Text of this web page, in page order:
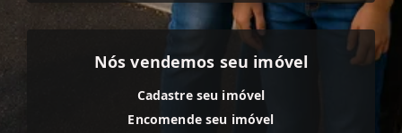
Nós vendemos seu imóvel
Cadastre seu imóvel
Encomende seu imóvel